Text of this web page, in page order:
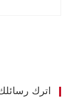
اترك